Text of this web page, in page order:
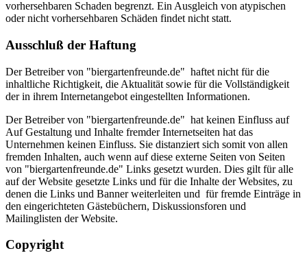
vorhersehbaren Schaden begrenzt. Ein Ausgleich von atypischen
oder nicht vorhersehbaren Schäden findet nicht statt.
Ausschluß der Haftung
Der Betreiber von "biergartenfreunde.de" haftet nicht für die
inhaltliche Richtigkeit, die Aktualität sowie für die Vollständigkeit
der in ihrem Internetangebot eingestellten Informationen.
Der Betreiber von "biergartenfreunde.de" hat keinen Einfluss auf
Auf Gestaltung und Inhalte fremder Internetseiten hat das
Unternehmen keinen Einfluss. Sie distanziert sich somit von allen
fremden Inhalten, auch wenn auf diese externe Seiten von Seiten
von "biergartenfreunde.de" Links gesetzt wurden. Dies gilt für alle
auf der Website gesetzte Links und für die Inhalte der Websites, zu
denen die Links und Banner weiterleiten und für fremde Einträge in
den eingerichteten Gästebüchern, Diskussionsforen und
Mailinglisten der Website.
Copyright